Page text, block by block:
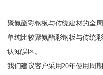
聚氨酯彩钢板与传统建材的全
单纯比较聚氨酯彩钢板与传统
认知误区。
我们建议客户采用20年使用周